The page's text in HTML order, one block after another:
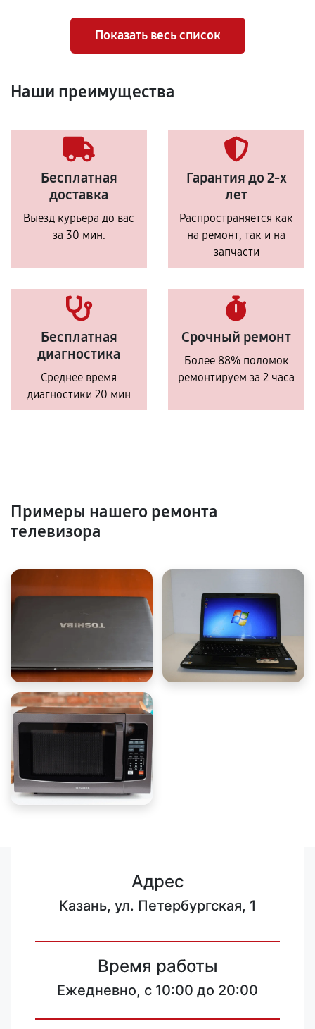
Показать весь список
Наши преимущества
Бесплатная
доставка
Выезд курьера до вас
за 30 мин.
Гарантия до 2-х
лет
Распространяется как
на ремонт, так и на
запчасти
Бесплатная
диагностика
Среднее время
диагностики 20 мин
Срочный ремонт
Более 88% поломок
ремонтируем за 2 часа
Примеры нашего ремонта
телевизора
Адрес
Казань, ул. Петербургская, 1
Время работы
Ежедневно, с 10:00 до 20:00